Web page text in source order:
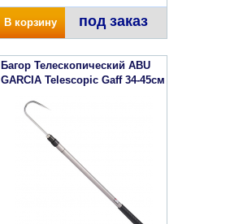
В корзину под заказ
Багор Телескопический ABU
GARCIA Telescopic Gaff 34-45см